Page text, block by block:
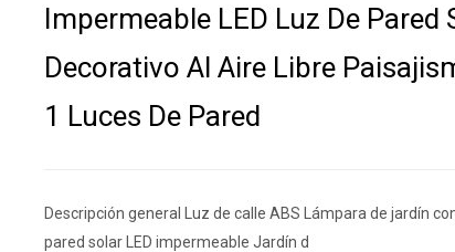
Impermeable LED Luz De Pared
Decorativo Al Aire Libre
1 Luces De Pared
Descripción general Luz de calle ABS Lámpara de jardín
pared solar LED impermeable Jardín d